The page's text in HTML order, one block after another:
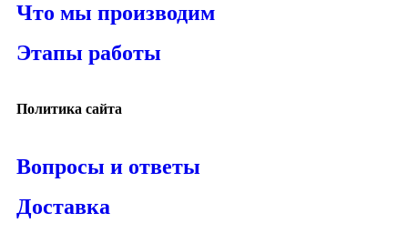
Что мы производим
Этапы работы
Политика сайта
Вопросы и ответы
Доставка